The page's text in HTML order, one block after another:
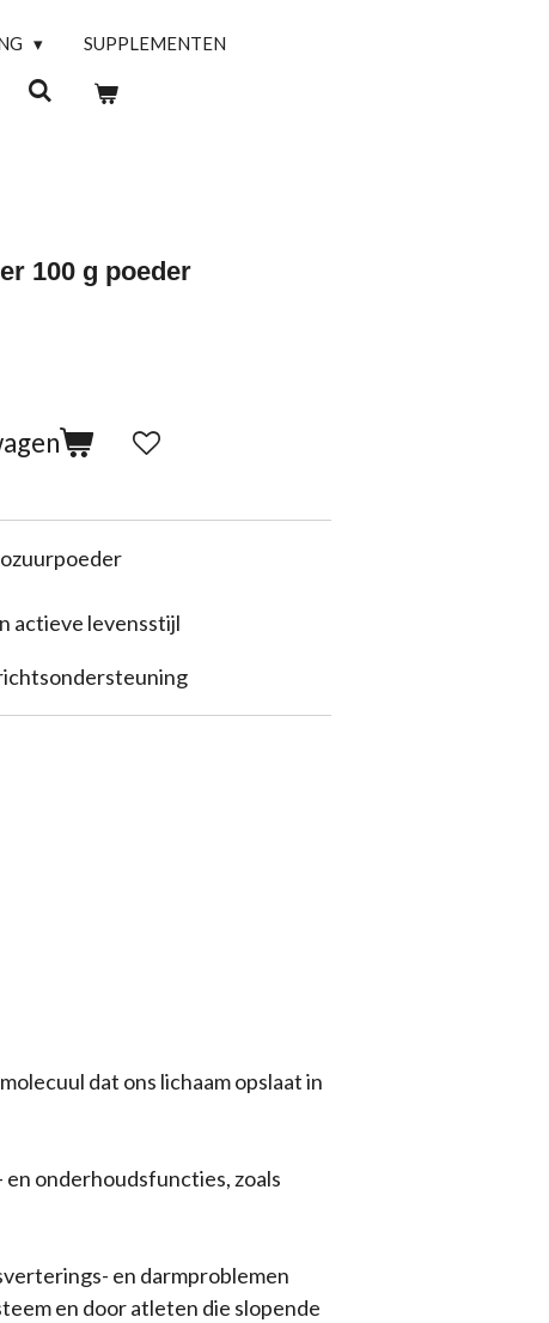
SUPPLEMENTEN
100 g poeder
actieve levensstijl
dat ons lichaam opslaat in
en onderhoudsfuncties, zoals
en darmproblemen
en door atleten die slopende